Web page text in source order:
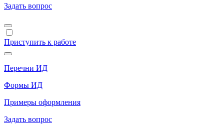
Задать вопрос
Приступить к работе
Перечни ИД
Формы ИД
Примеры оформления
Задать вопрос